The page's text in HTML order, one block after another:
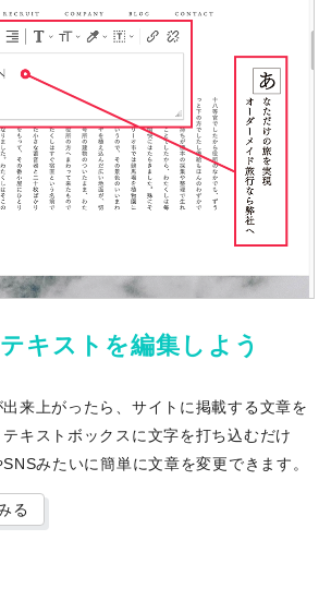
キストを編集しよう
来上がったら、サイトに掲載する文章を
キストボックスに文字を打ち込むだけ
みたいに簡単に文章を変更できます。
る